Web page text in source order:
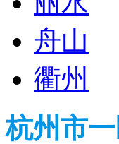
舟山
衢州
杭州市